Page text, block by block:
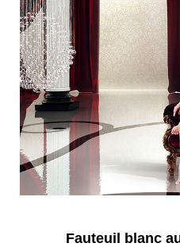
Fauteuil blanc